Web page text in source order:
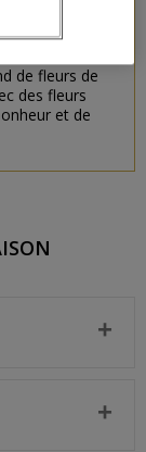
de fleurs de
des fleurs
et de